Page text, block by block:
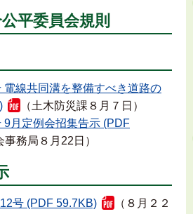
平委員会規則
電線共同溝を整備すべき道路の
（土木防災課８月７日）
9月定例会招集告示 (PDF
事務局８月22日）
号 (PDF 59.7KB)
（８月２２